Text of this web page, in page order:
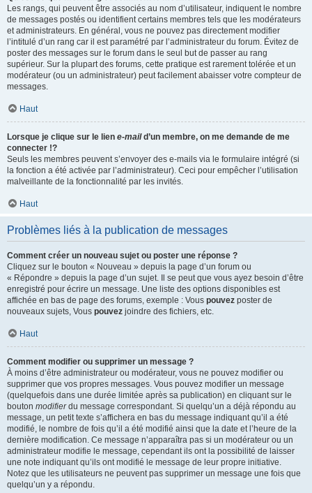
Les rangs, qui peuvent être associés au nom d’utilisateur, indiquent le nombre
de messages postés ou identifient certains membres tels que les modérateurs
et administrateurs. En général, vous ne pouvez pas directement modifier
l’intitulé d’un rang car il est paramétré par l’administrateur du forum. Évitez de
poster des messages sur le forum dans le seul but de passer au rang
supérieur. Sur la plupart des forums, cette pratique est rarement tolérée et un
modérateur (ou un administrateur) peut facilement abaisser votre compteur de
messages.
Haut
Lorsque je clique sur le lien e-maild’un membre, on me demande de me
connecter !?
Seuls les membres peuvent s’envoyer des e-mails via le formulaire intégré (si
la fonction a été activée par l’administrateur). Ceci pour empêcher l’utilisation
malveillante de la fonctionnalité par les invités.
Haut
Problèmes liés à la publication de messages
Comment créer un nouveau sujet ou poster une réponse ?
Cliquez sur le bouton « Nouveau » depuis la page d’un forum ou
« Répondre » depuis la page d’un sujet. Il se peut que vous ayez besoin d’être
enregistré pour écrire un message. Une liste des options disponibles est
affichée en bas de page des forums, exemple : Vous pouvez poster de
nouveaux sujets, Vous pouvez joindre des fichiers, etc.
Haut
Comment modifier ou supprimer un message ?
À moins d’être administrateur ou modérateur, vous ne pouvez modifier ou
supprimer que vos propres messages. Vous pouvez modifier un message
(quelquefois dans une durée limitée après sa publication) en cliquant sur le
bouton modifierdu message correspondant. Si quelqu’un a déjà répondu au
message, un petit texte s’affichera en bas du message indiquant qu’il a été
modifié, le nombre de fois qu’il a été modifié ainsi que la date et l’heure de la
dernière modification. Ce message n’apparaîtra pas si un modérateur ou un
administrateur modifie le message, cependant ils ont la possibilité de laisser
une note indiquant qu’ils ont modifié le message de leur propre initiative.
Notez que les utilisateurs ne peuvent pas supprimer un message une fois que
quelqu’un y a répondu.